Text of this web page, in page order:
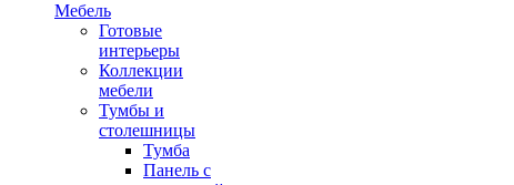
Мебель
Готовые
интерьеры
Коллекции
мебели
Тумбы и
столешницы
Тумба
Панель с